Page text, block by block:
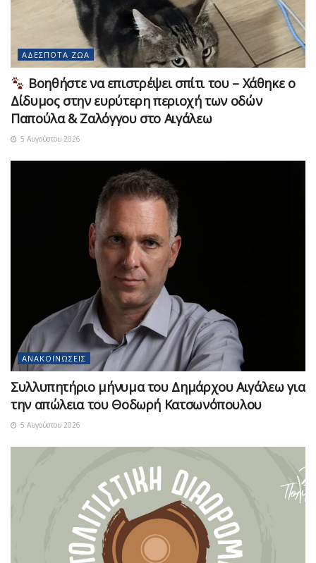
ΑΔΈΣΠΟΤΑ ΖΏΑ
Βοηθήστε να επιστρέψει σπίτι του – Χάθηκε ο
Δίδυμος στην ευρύτερη περιοχή των οδών
Παπούλα & Ζαλόγγου στο Αιγάλεω
5 Αυγούστου 2026
ΑΝΑΚΟΙΝΏΣΕΙΣ
Συλλυπητήριο μήνυμα του Δημάρχου Αιγάλεω για
την απώλεια του Θοδωρή Κατσωνόπουλου
5 Αυγούστου 2026